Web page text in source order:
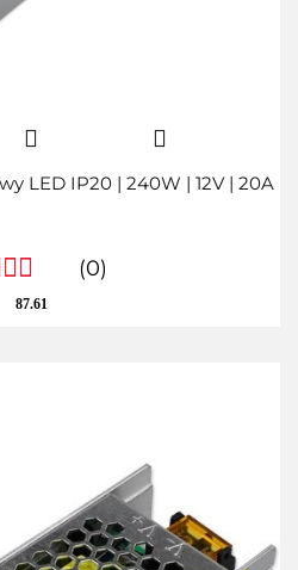
LED IP20 | 240W | 12V | 20A
(0)
87.61